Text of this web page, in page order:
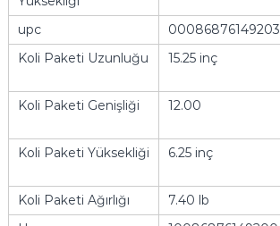
upc
00086876149203
Koli Paketi Uzunluğu
15.25 inç
Koli Paketi Genişliği
12.00
Koli Paketi Yüksekliği
6.25 inç
Koli Paketi Ağırlığı
7.40 lb